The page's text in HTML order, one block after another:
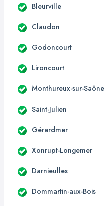
Bleurville
Claudon
Godoncourt
Lironcourt
Monthureux-sur-Saône
Saint-Julien
Gérardmer
Xonrupt-Longemer
Darnieulles
Dommartin-aux-Bois